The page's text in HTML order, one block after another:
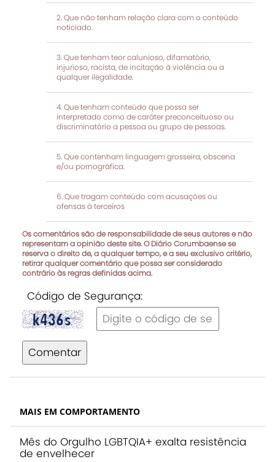
Que não tenham relação clara com o conteúdo
noticiado.
Que tenham teor calunioso, difamatório,
injurioso, racista, de incitação à violência ou a
qualquer ilegalidade.
Que tenham conteúdo que possa ser
interpretado como de caráter preconceituoso ou
discriminatório a pessoa ou grupo de pessoas.
Que contenham linguagem grosseira, obscena
e/ou pornográfica.
Que tragam conteúdo com acusações ou
ofensas à terceiros
Os comentários são de responsabilidade de seus autores e não
representam a opinião deste site. O Diário Corumbaense se
reserva o direito de, a qualquer tempo, e a seu exclusivo critério,
retirar qualquer comentário que possa ser considerado
contrário às regras definidas acima.
Código de Segurança:
Comentar
MAIS EM COMPORTAMENTO
Mês do Orgulho LGBTQIA+ exalta resistência
de envelhecer